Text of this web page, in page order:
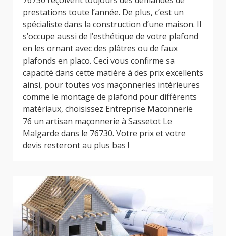
prestations toute l’année. De plus, c’est un
spécialiste dans la construction d’une maison. Il
s’occupe aussi de l’esthétique de votre plafond
en les ornant avec des plâtres ou de faux
plafonds en placo. Ceci vous confirme sa
capacité dans cette matière à des prix excellents
ainsi, pour toutes vos maçonneries intérieures
comme le montage de plafond pour différents
matériaux, choisissez Entreprise Maconnerie
76 un artisan maçonnerie à Sassetot Le
Malgarde dans le 76730. Votre prix et votre
devis resteront au plus bas !